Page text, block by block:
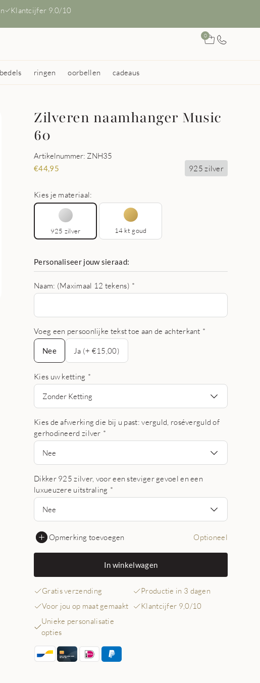
Klantcijfer 9.0/10
0
ringen oorbellen cadeaus
Zilveren naamhanger Music
60
Artikelnummer: ZNH35
€44,95 925 zilver
Kies je materiaal:
925 zilver 14 kt goud
Personaliseer jouw sieraad:
Naam: (Maximaal 12 tekens) *
Voeg een persoonlijke tekst toe aan de achterkant *
Nee
Nee
Ja (+ €15,00)
Kies uw ketting *
Zonder Ketting
Kies de afwerking die bij u past: verguld, roséverguld of
gerhodineerd zilver *
Nee
Dikker 925 zilver, voor een steviger gevoel en een
luxueuzere uitstraling *
Nee
Opmerking toevoegen Optioneel
In winkelwagen
Gratis verzending
Productie in 3 dagen
Voor jou op maat gemaakt
Klantcijfer 9,0/10
Unieke personalisatie
opties